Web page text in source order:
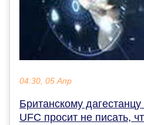
04:30, 05 Апр
Британскому
UFC просит не писать,